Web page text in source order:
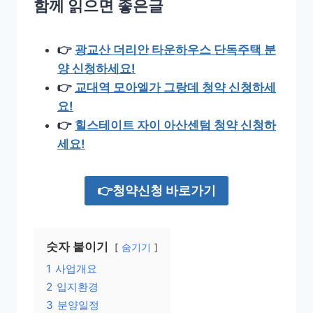
함께 읽으면 좋은글
👉 광교산 더리안 타운하우스 단독주택 분
양 신청하세요!
👉 교대역 모아엘가 그랑데 청약 신청하세
요!
👉 힐스테이트 자이 아산센텀 청약 신청하
세요!
👉청약신청 바로가기
숫자 붙이기 숨기기
1 사업개요
2 입지환경
3 분양일정